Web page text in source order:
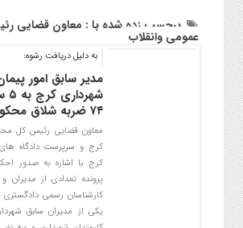
برچسب زده شده با : معاون قضایی
عمومی وانقلاب
به دلیل دریافت رشوه:
مدیر سابق امور
۷۴ ضربه شلاق محکوم شد
معاون قضایی رئیس کل
کرج با اشاره به صدور
پرونده تعدادی از مدیران
کارشناسان رسمی
یکی از مدیران سابق